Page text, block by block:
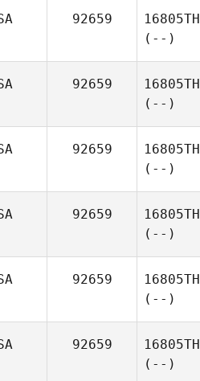
92659
16805TH
(--)
92659
16805TH
(--)
92659
16805TH
(--)
92659
16805TH
(--)
92659
16805TH
(--)
92659
16805TH
(--)